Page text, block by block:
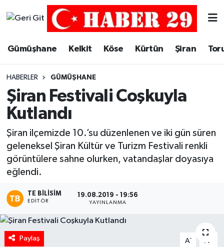
Gümüşhane Kelkit Köse Kürtün Şiran
HABERLER GÜMÜŞHANE
Şiran Festivali Coşkuyla
Kutlandı
Şiran ilçemizde 10.’su düzenlenen ve iki gün süren
geleneksel Şiran Kültür ve Turizm Festivali renkli
görüntülere sahne olurken, vatandaşlar doyasıya
eğlendi.
TE BILISIM
EDITÖR
19.08.2019 - 19:56
YAYINLANMA
Paylaş A- A
Merkez Trafik Yoğunluk Haritası
Süper Lig Puan Durumu ve Fikstür
Tüm Manşetler
Son Dakika Haberleri